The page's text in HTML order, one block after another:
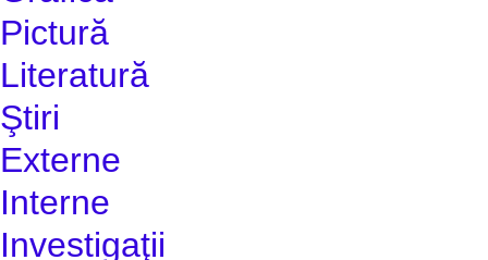
Pictură
Literatură
Ştiri
Externe
Interne
Investigaţii